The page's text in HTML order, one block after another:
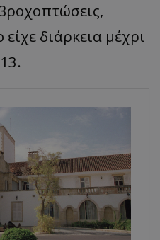
διάρκεια μέχρι